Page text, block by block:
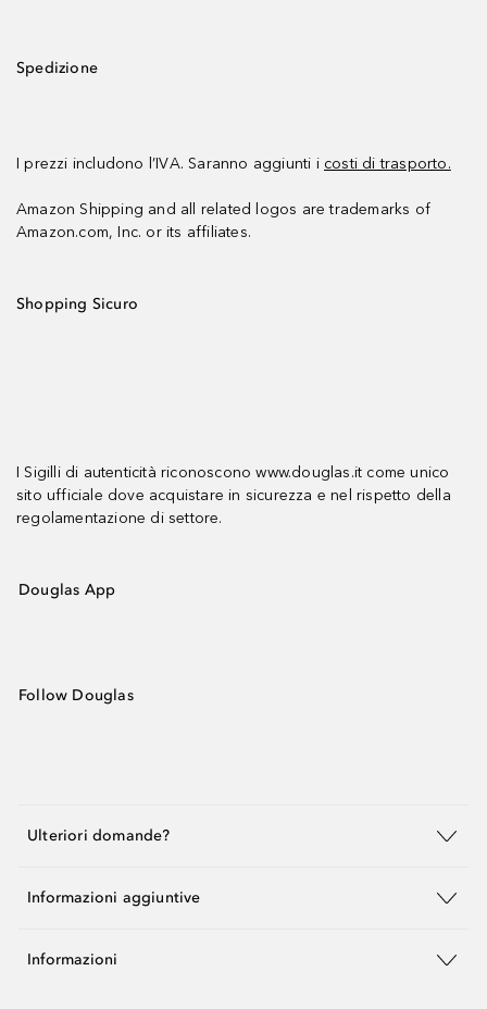
Spedizione
I prezzi includono l’IVA. Saranno aggiunti i costi di trasporto.
Amazon Shipping and all related logos are trademarks of
Amazon.com, Inc. or its affiliates.
Shopping Sicuro
I Sigilli di autenticità riconoscono www.douglas.it come unico
sito ufficiale dove acquistare in sicurezza e nel rispetto della
regolamentazione di settore.
Douglas App
Follow Douglas
Ulteriori domande?
Informazioni aggiuntive
Informazioni